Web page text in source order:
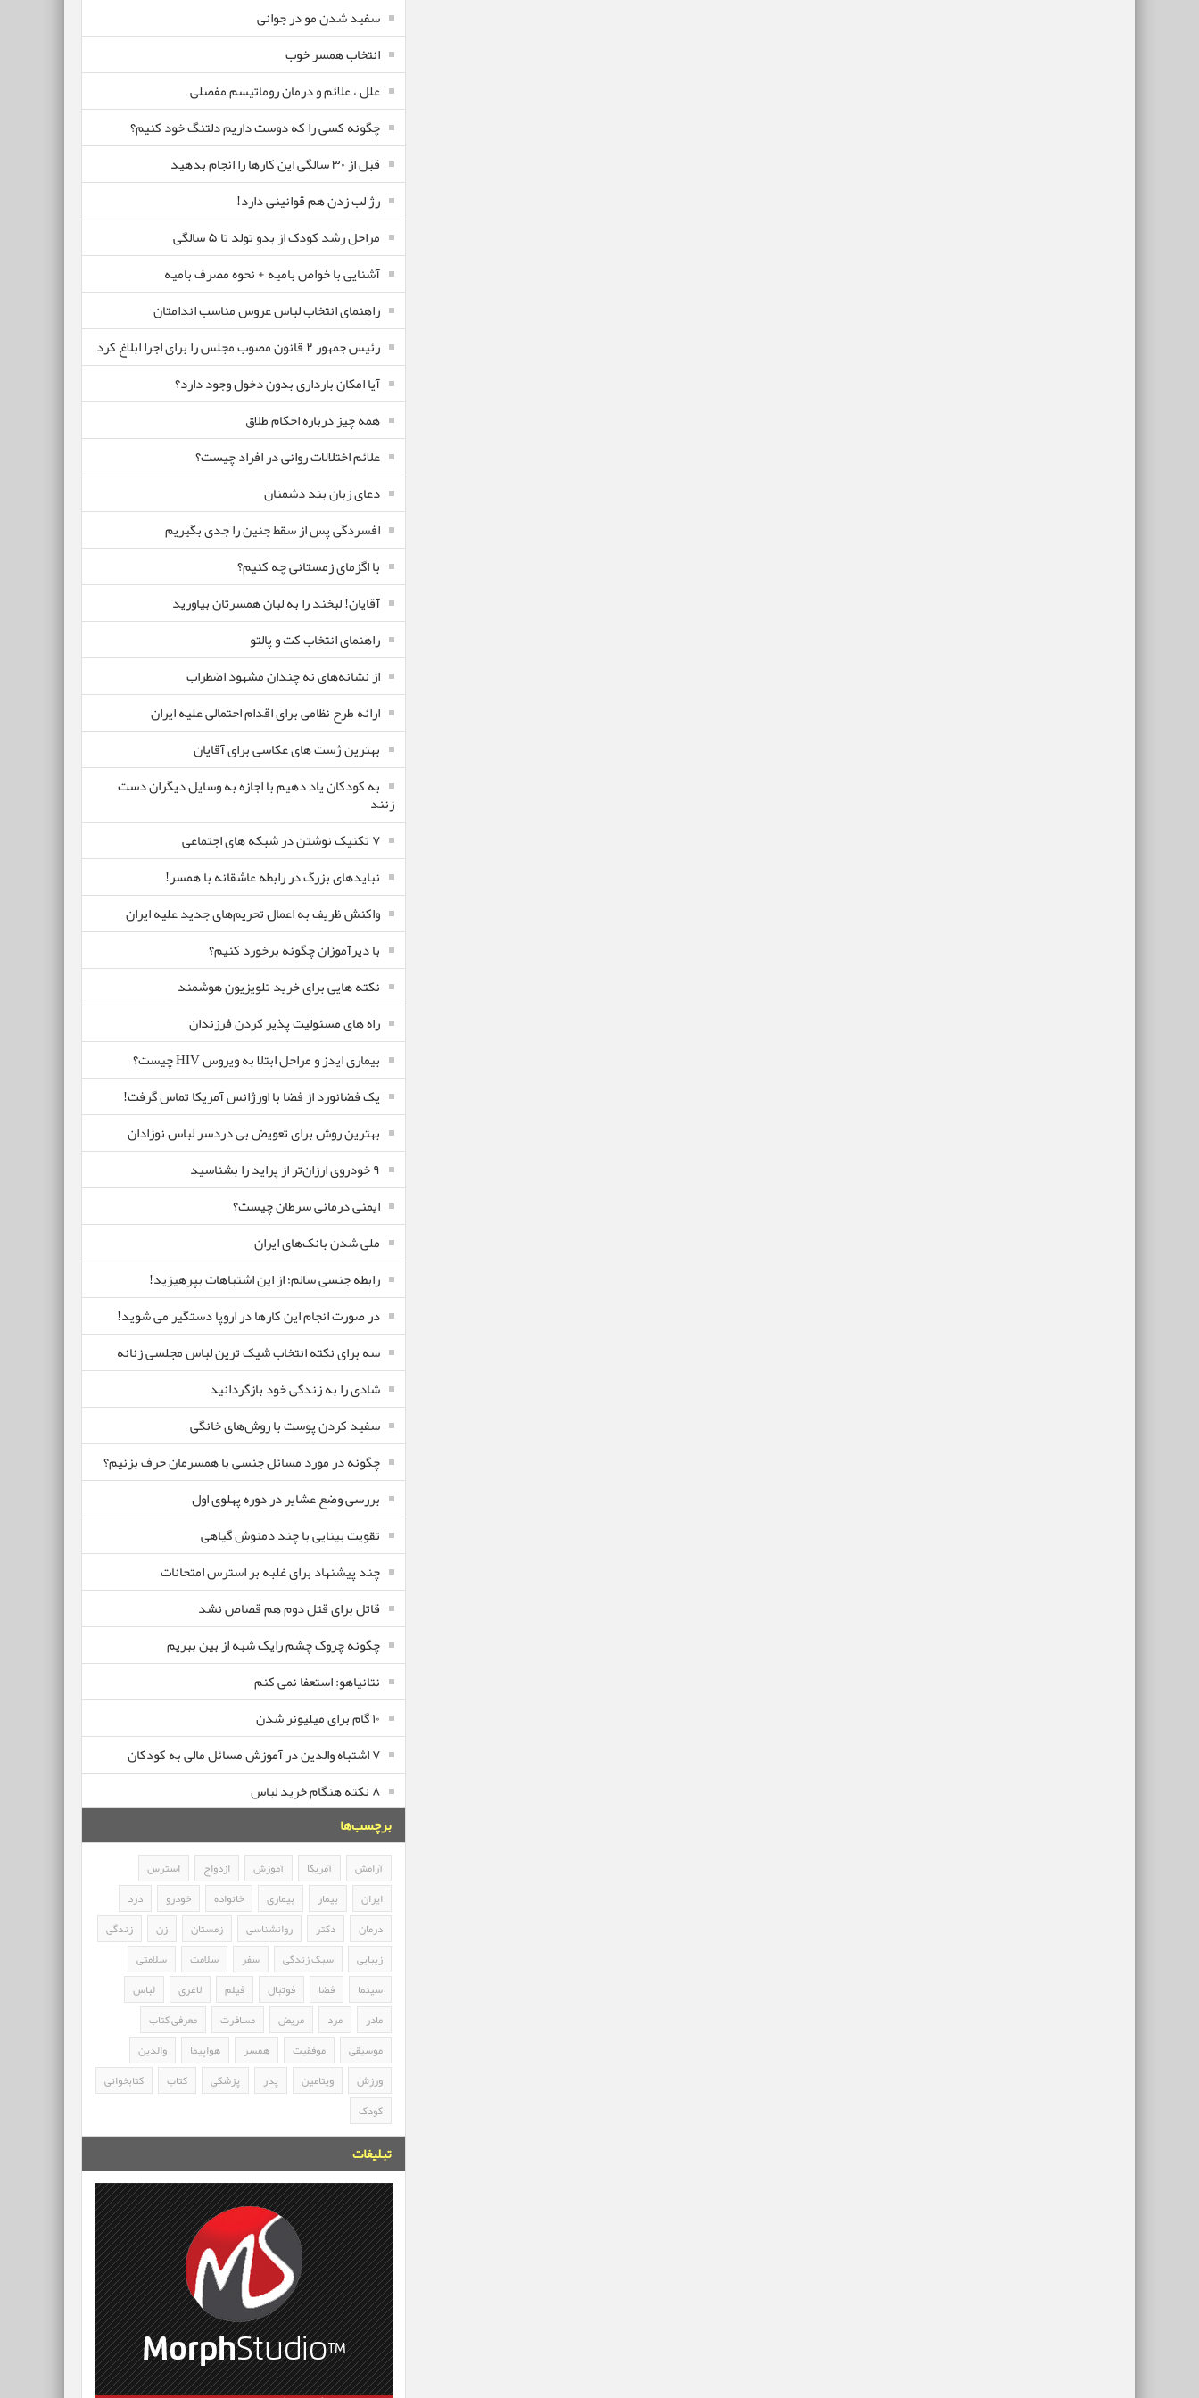
سفید شدن مو در جوانی
انتخاب همسر خوب
علل ، علائم و درمان روماتیسم مفصلی
چگونه کسی را که دوست داریم دلتنگ خود کنیم؟
قبل از ۳۰ سالگی این کارها را انجام بدهید
رژ لب زدن هم قوانینی دارد!
مراحل رشد کودک از بدو تولد تا ۵ سالگی
آشنایی با خواص بامیه + نحوه مصرف بامیه
راهنمای انتخاب لباس عروس مناسب اندامتان
رئیس جمهور ۲ قانون مصوب مجلس را برای اجرا ابلاغ کرد
آیا امکان بارداری بدون دخول وجود دارد؟
همه چیز درباره احکام طلاق
علائم اختلالات روانی در افراد چیست؟
دعای زبان بند دشمنان
افسردگی پس از سقط جنین را جدی بگیریم
با اگزمای زمستانی چه کنیم؟
آقایان! لبخند را به لبان همسرتان بیاورید
راهنمای انتخاب کت و پالتو
از نشانه‌های نه چندان مشهود اضطراب
ارائه طرح نظامی برای اقدام احتمالی علیه ایران
بهترین ژست های عکاسی برای آقایان
به کودکان یاد دهیم با اجازه به وسایل دیگران دست
زنند
۷ تکنیک نوشتن در شبکه های اجتماعی
نبایدهای بزرگ در رابطه عاشقانه با همسر!
واکنش ظریف به اعمال تحریم‌های جدید علیه ایران
با دیرآموزان چگونه برخورد کنیم؟
نکته هایی برای خرید تلویزیون هوشمند
راه های مسئولیت پذیر کردن فرزندان
بیماری ایدز و مراحل ابتلا به ویروس HIV چیست؟
یک فضانورد از فضا با اورژانس آمریکا تماس گرفت!
بهترین روش برای تعویض بی دردسر لباس نوزادان
٩ خودروی ارزان‌تر از پراید را بشناسید
ایمنی درمانی سرطان چیست؟
ملی شدن بانک‌های ایران
رابطه جنسی سالم؛ از این اشتباهات بپرهیزید!
در صورت انجام این کارها در اروپا دستگیر می شوید!
سه برای نکته انتخاب شیک ترین لباس مجلسی زنانه
شادی را به زندگی خود بازگردانید
سفید کردن پوست با روش‌های خانگی
چگونه در مورد مسائل جنسی با همسرمان حرف بزنیم؟
بررسی وضع عشایر در دوره پهلوی اول
تقویت بینایی با چند دمنوش گیاهی
چند پیشنهاد برای غلبه بر استرس امتحانات
قاتل برای قتل دوم هم قصاص نشد
چگونه چروک چشم رایک شبه از بین ببریم
نتانیاهو: استعفا نمی کنم
۱۰ گام برای میلیونر شدن
۷ اشتباه والدین در آموزش مسائل مالی به کودکان
۸ نکته هنگام خرید لباس
برچسب‌ها
آرامش آمریکا آموزش ازدواج
استرس
ایران
بیمار بیماری خانواده خودرو
درد
درمان
دکتر روانشناسی زمستان زن
زندگی
زیبایی
سبک زندگی سفر سلامت
سلامتی
سینما
فضا فوتبال فیلم لاغری
لباس
مادر
مرد مریض مسافرت
معرفی کتاب
موسیقی
موفقیت همسر هواپیما
والدین
ورزش
ویتامین پدر پزشکی کتاب
کتابخوانی
کودک
تبلیغات